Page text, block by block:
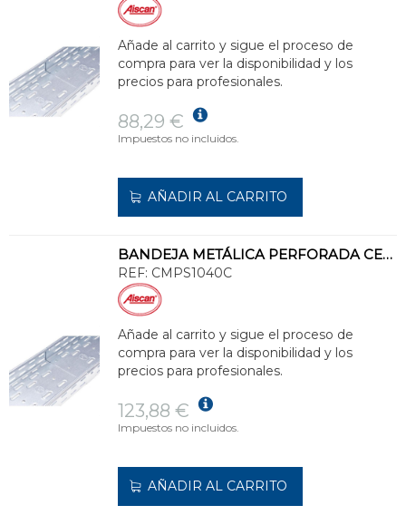
Añade al carrito y sigue el proceso de
compra para ver la disponibilidad y los
precios para profesionales.
88,29 €
Impuestos no incluidos.
AÑADIR AL CARRITO
BANDEJA METÁLICA PERFORADA CERTIFICADA 100x400 GALVANIZADO SENZIMIR
REF: CMPS1040C
Añade al carrito y sigue el proceso de
compra para ver la disponibilidad y los
precios para profesionales.
123,88 €
Impuestos no incluidos.
AÑADIR AL CARRITO